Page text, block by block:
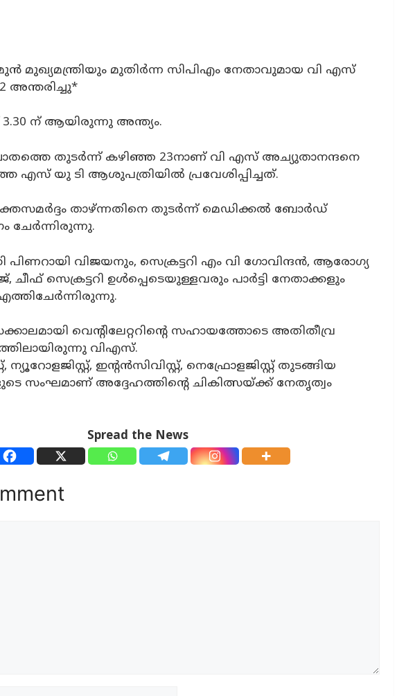
മുഖ്യമന്ത്രിയും മുതിർന്ന സിപിഎം നേതാവുമായ വി എസ്
അന്തരിച്ചു*
3.30 ന് ആയിരുന്നു അന്ത്യം.
തുടർന്ന് കഴിഞ്ഞ 23നാണ് വി എസ് അച്യുതാനന്ദനെ
എസ് യു ടി ആശുപത്രിയില്‍ പ്രവേശിപ്പിച്ചത്.
താഴ്ന്നതിനെ തുടർന്ന് മെഡിക്കൽ ബോർഡ്
ചേർന്നിരുന്നു.
പിണറായി വിജയനും, സെക്രട്ടറി എം വി ഗോവിന്ദൻ, ആരോഗ്യ
ചീഫ് സെക്രട്ടറി ഉൾപ്പെടെയുള്ളവരും പാർട്ടി നേതാക്കളും
വെന്റിലേറ്ററിന്റെ സഹായത്തോടെ അതിതീവ്ര
വിഎസ്.
ന്യൂറോളജിസ്റ്റ്, ഇന്റന്‍സിവിസ്റ്റ്, നെഫ്രോളജിസ്റ്റ് തുടങ്ങിയ
സംഘമാണ് അദ്ദേഹത്തിന്റെ ചികിത്സയ്ക്ക് നേതൃത്വം
Spread the News